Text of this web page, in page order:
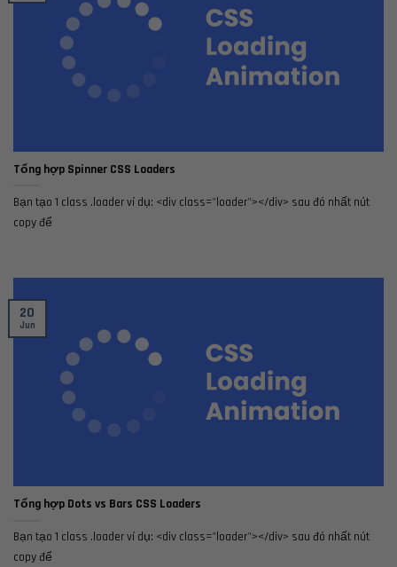
Tổng hợp Spinner CSS Loaders
Bạn tạo 1 class .loader ví dụ: <div class="loader"></div> sau đó nhất nút
copy để
Tổng hợp Dots vs Bars CSS Loaders
Bạn tạo 1 class .loader ví dụ: <div class="loader"></div> sau đó nhất nút
copy để
20
Jun